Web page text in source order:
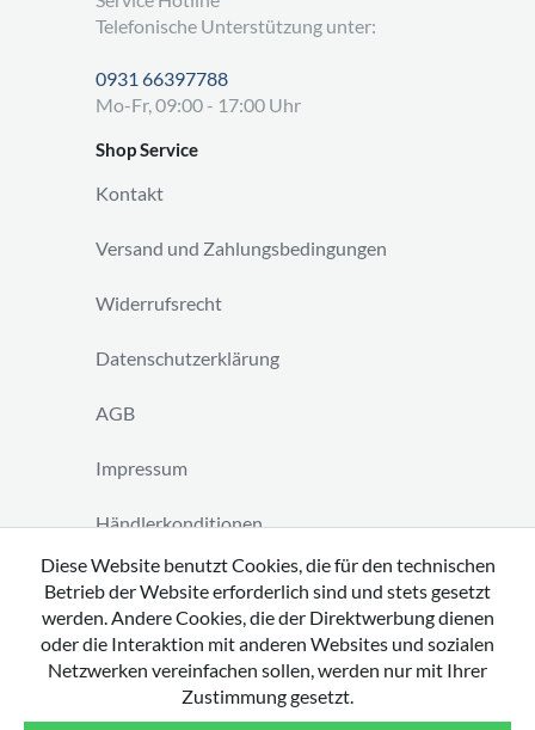
Telefonische Unterstützung unter:
0931 66397788
Mo-Fr, 09:00 - 17:00 Uhr
Shop Service
Kontakt
Versand und Zahlungsbedingungen
Widerrufsrecht
Datenschutzerklärung
AGB
Impressum
Händlerkonditionen
Vertrag widerrufen
Diese Website benutzt Cookies, die für den technischen
Betrieb der Website erforderlich sind und stets gesetzt
werden. Andere Cookies, die der Direktwerbung dienen
oder die Interaktion mit anderen Websites und sozialen
Netzwerken vereinfachen sollen, werden nur mit Ihrer
Zustimmung gesetzt.